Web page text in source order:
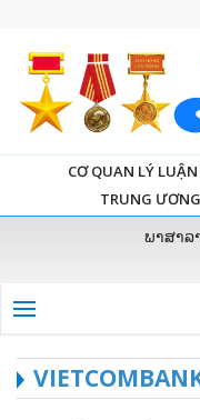
CƠ QUAN LÝ
TRUNG
ພາສາລ